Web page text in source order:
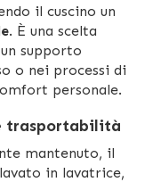
il cuscino un
. È una scelta
supporto
o nei processi di
personale.
trasportabilità
mantenuto, il
in lavatrice,